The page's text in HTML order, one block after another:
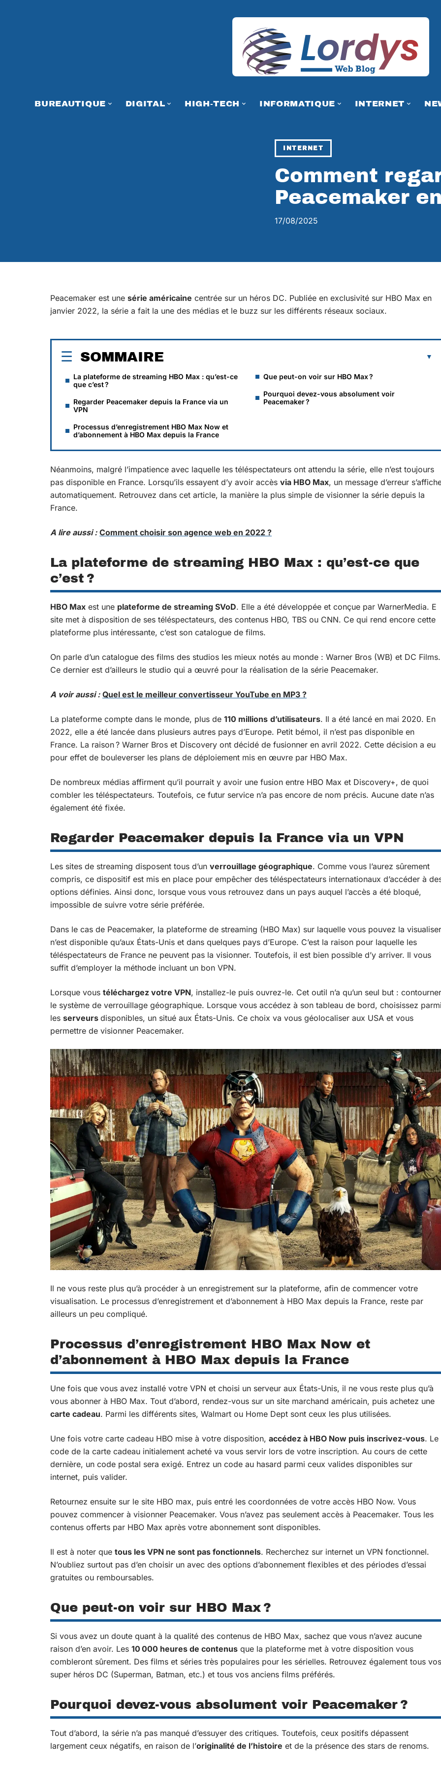
BUREAUTIQUE DIGITAL HIGH-TECH INFORMATIQUE INTERNET
INTERNET
Comment
Peacemaker
17/08/2025
Peacemaker est une série américaine centrée sur un héros DC. Publiée en exclusivité sur HBO Max en
janvier 2022, la série a fait la une des médias et le buzz sur les différents réseaux sociaux.
SOMMAIRE
La plateforme de streaming HBO Max : qu’est-ce
que c’est ?
Regarder Peacemaker depuis la France via un
VPN
Processus d’enregistrement HBO Max Now et
d’abonnement à HBO Max depuis la France
Que peut-on voir sur HBO Max ?
Pourquoi devez-vous absolument voir
Peacemaker ?
Néanmoins, malgré l’impatience avec laquelle les téléspectateurs ont attendu la série, elle n’est toujours
pas disponible en France. Lorsqu’ils essayent d’y avoir accès via HBO Max, un message d’erreur
automatiquement. Retrouvez dans cet article, la manière la plus simple de visionner la série depuis la
France.
A lire aussi : Comment choisir son agence web en 2022 ?
La plateforme de streaming HBO Max : qu’est-ce que
c’est ?
HBO Max est une plateforme de streaming SVoD. Elle a été développée et conçue par WarnerMedia. E
site met à disposition de ses téléspectateurs, des contenus HBO, TBS ou CNN. Ce qui rend encore cette
plateforme plus intéressante, c’est son catalogue de films.
On parle d’un catalogue des films des studios les mieux notés au monde : Warner Bros (WB) et DC Films.
Ce dernier est d’ailleurs le studio qui a œuvré pour la réalisation de la série Peacemaker.
A voir aussi : Quel est le meilleur convertisseur YouTube en MP3 ?
La plateforme compte dans le monde, plus de 110 millions d’utilisateurs. Il a été lancé en mai 2020. En
2022, elle a été lancée dans plusieurs autres pays d’Europe. Petit bémol, il n’est pas disponible en
France. La raison ? Warner Bros et Discovery ont décidé de fusionner en avril 2022. Cette décision a eu
pour effet de bouleverser les plans de déploiement mis en œuvre par HBO Max.
De nombreux médias affirment qu’il pourrait y avoir une fusion entre HBO Max et Discovery+, de quoi
combler les téléspectateurs. Toutefois, ce futur service n’a pas encore de nom précis. Aucune date n’as
également été fixée.
Regarder Peacemaker depuis la France via un VPN
Les sites de streaming disposent tous d’un verrouillage géographique. Comme vous l’aurez sûrement
compris, ce dispositif est mis en place pour empêcher des téléspectateurs internationaux d’accéder à
options définies. Ainsi donc, lorsque vous vous retrouvez dans un pays auquel l’accès a été bloqué,
impossible de suivre votre série préférée.
Dans le cas de Peacemaker, la plateforme de streaming (HBO Max) sur laquelle vous pouvez la visualiser
n’est disponible qu’aux États-Unis et dans quelques pays d’Europe. C’est la raison pour laquelle les
téléspectateurs de France ne peuvent pas la visionner. Toutefois, il est bien possible d’y arriver. Il vous
suffit d’employer la méthode incluant un bon VPN.
Lorsque vous téléchargez votre VPN, installez-le puis ouvrez-le. Cet outil n’a qu’un seul but : contourner
le système de verrouillage géographique. Lorsque vous accédez à son tableau de bord, choisissez parmi
les serveurs disponibles, un situé aux États-Unis. Ce choix va vous géolocaliser aux USA et vous
permettre de visionner Peacemaker.
Il ne vous reste plus qu’à procéder à un enregistrement sur la plateforme, afin de commencer votre
visualisation. Le processus d’enregistrement et d’abonnement à HBO Max depuis la France, reste par
ailleurs un peu compliqué.
Processus d’enregistrement HBO Max Now et
d’abonnement à HBO Max depuis la France
Une fois que vous avez installé votre VPN et choisi un serveur aux États-Unis, il ne vous reste plus qu’à
vous abonner à HBO Max. Tout d’abord, rendez-vous sur un site marchand américain, puis achetez une
carte cadeau. Parmi les différents sites, Walmart ou Home Dept sont ceux les plus utilisées.
Une fois votre carte cadeau HBO mise à votre disposition, accédez à HBO Now puis inscrivez-vous. Le
code de la carte cadeau initialement acheté va vous servir lors de votre inscription. Au cours de cette
dernière, un code postal sera exigé. Entrez un code au hasard parmi ceux valides disponibles sur
internet, puis valider.
Retournez ensuite sur le site HBO max, puis entré les coordonnées de votre accès HBO Now. Vous
pouvez commencer à visionner Peacemaker. Vous n’avez pas seulement accès à Peacemaker. Tous les
contenus offerts par HBO Max après votre abonnement sont disponibles.
Il est à noter que tous les VPN ne sont pas fonctionnels. Recherchez sur internet un VPN fonctionnel.
N’oubliez surtout pas d’en choisir un avec des options d’abonnement flexibles et des périodes d’essai
gratuites ou remboursables.
Que peut-on voir sur HBO Max ?
Si vous avez un doute quant à la qualité des contenus de HBO Max, sachez que vous n’avez aucune
raison d’en avoir. Les 10 000 heures de contenus que la plateforme met à votre disposition vous
combleront sûrement. Des films et séries très populaires pour les sérielles. Retrouvez également tous vos
super héros DC (Superman, Batman, etc.) et tous vos anciens films préférés.
Pourquoi devez-vous absolument voir Peacemaker ?
Tout d’abord, la série n’a pas manqué d’essuyer des critiques. Toutefois, ceux positifs dépassent
largement ceux négatifs, en raison de l’originalité de l’histoire et de la présence des stars de renoms.